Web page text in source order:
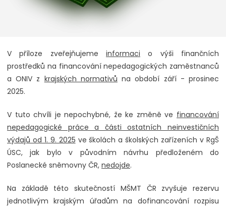
V příloze zveřejňujeme informaci o výši finančních
prostředků na financování nepedagogických zaměstnanců
a ONIV z krajských normativů na období září - prosinec
2025.
V tuto chvíli je nepochybné, že ke změně ve financování
nepedagogické práce a části ostatních neinvestičních
výdajů od 1. 9. 2025 ve školách a školských zařízeních v RgŠ
ÚSC, jak bylo v původním návrhu předloženém do
Poslanecké sněmovny ČR, nedojde.
Na základě této skutečností MŠMT ČR zvyšuje rezervu
jednotlivým krajským úřadům na dofinancování rozpisu